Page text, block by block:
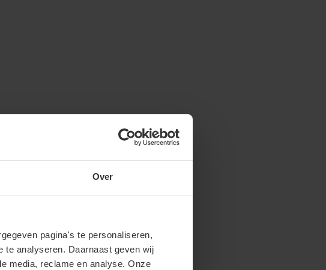
Over
pagina's te personaliseren,
te analyseren. Daarnaast geven wij
media, reclame en analyse. Onze